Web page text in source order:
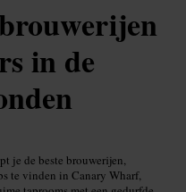
in de
je de beste brouwerijen,
te vinden in Canary Wharf,